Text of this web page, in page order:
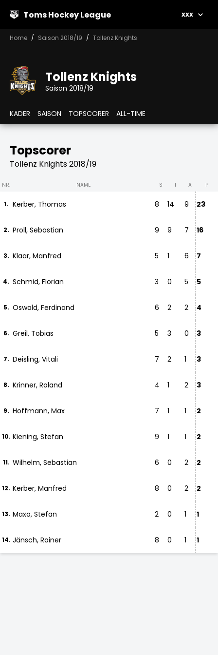
Toms Hockey League xxx
Home Saison 2018/19 Tollenz Knights
Tollenz Knights
Saison 2018/19
KADER SAISON TOPSCORER ALL-TIME
Topscorer
Tollenz Knights 2018/19
NR. NAME S T A P
1. Kerber, Thomas 8 14 9 23
2. Proll, Sebastian 9 9 7 16
3. Klaar, Manfred 5 1 6 7
4. Schmid, Florian 3 0 5 5
5. Oswald, Ferdinand 6 2 2 4
6. Greil, Tobias 5 3 0 3
7. Deisling, Vitali 7 2 1 3
8. Krinner, Roland 4 1 2 3
9. Hoffmann, Max 7 1 1 2
10. Kiening, Stefan 9 1 1 2
11. Wilhelm, Sebastian 6 0 2 2
12. Kerber, Manfred 8 0 2 2
13. Maxa, Stefan 2 0 1 1
14. Jänsch, Rainer 8 0 1 1